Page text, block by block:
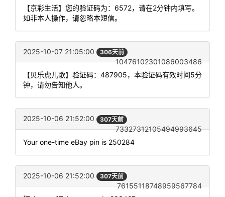
【京彩生活】您的验证码为：6572，请在2分钟内填写。
如非本人操作，请忽略本短信。
2025-10-07 21:05:00 306天前
10476102301086003486
【贝乐虎儿歌】验证码：487905，本验证码有效时间5分
钟，请勿告知他人。
2025-10-06 21:52:00 307天前
73327312105494993645
Your one-time eBay pin is 250284
2025-10-06 21:52:00 307天前
76155118748959567784